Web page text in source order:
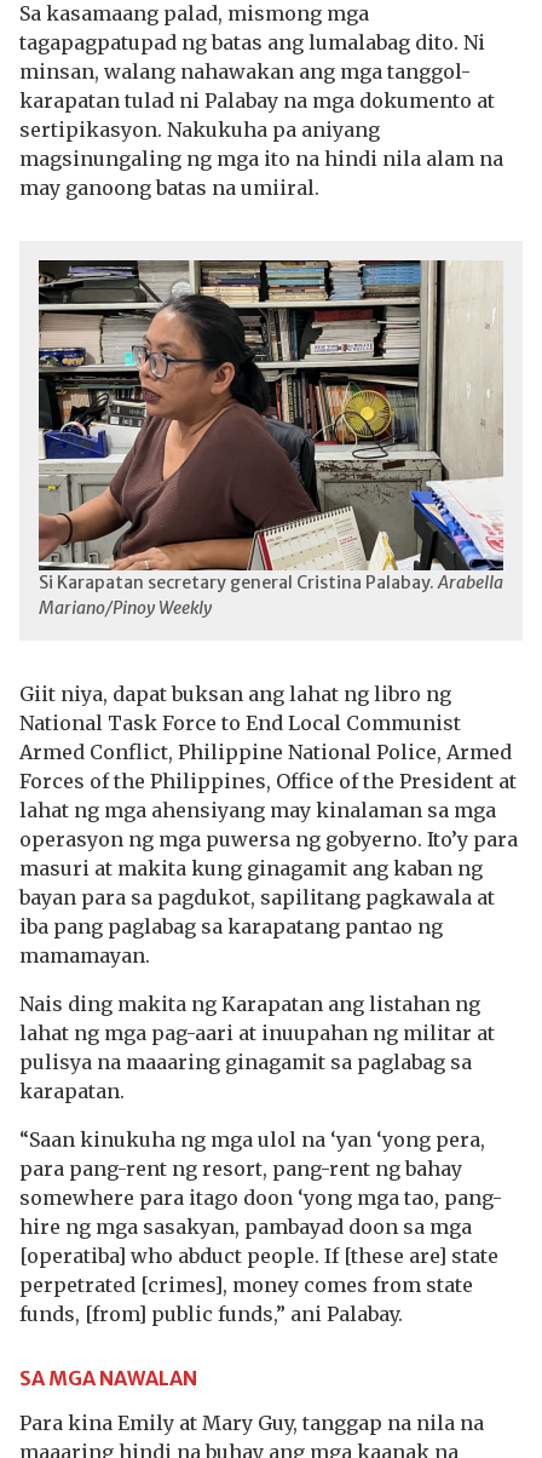
Sa kasamaang palad, mismong mga
tagapagpatupad ng batas ang lumalabag dito. Ni
minsan, walang nahawakan ang mga tanggol-
karapatan tulad ni Palabay na mga dokumento at
sertipikasyon. Nakukuha pa aniyang
magsinungaling ng mga ito na hindi nila alam na
may ganoong batas na umiiral.
Si Karapatan secretary general Cristina Palabay.Arabella
Mariano/Pinoy Weekly
Giit niya, dapat buksan ang lahat ng libro ng
National Task Force to End Local Communist
Armed Conflict, Philippine National Police, Armed
Forces of the Philippines, Office of the President at
lahat ng mga ahensiyang may kinalaman sa mga
operasyon ng mga puwersa ng gobyerno. Ito’y para
masuri at makita kung ginagamit ang kaban ng
bayan para sa pagdukot, sapilitang pagkawala at
iba pang paglabag sa karapatang pantao ng
mamamayan.
Nais ding makita ng Karapatan ang listahan ng
lahat ng mga pag-aari at inuupahan ng militar at
pulisya na maaaring ginagamit sa paglabag sa
karapatan.
“Saan kinukuha ng mga ulol na ‘yan ‘yong pera,
para pang-rent ng resort, pang-rent ng bahay
somewhere para itago doon ‘yong mga tao, pang-
hire ng mga sasakyan, pambayad doon sa mga
[operatiba] who abduct people. If [these are] state
perpetrated [crimes], money comes from state
funds, [from] public funds,” ani Palabay.
SA MGA NAWALAN
Para kina Emily at Mary Guy, tanggap na nila na
maaaring hindi na buhay ang mga kaanak na